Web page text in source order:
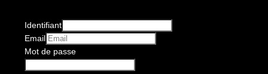
Identifiant
Email
Mot de passe